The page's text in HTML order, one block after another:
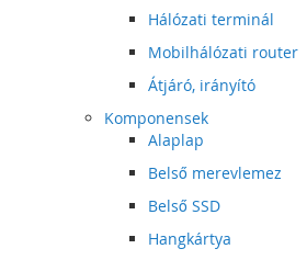
Hálózati terminál
Mobilhálózati router
Átjáró, irányító
Komponensek
Alaplap
Belső merevlemez
Belső SSD
Hangkártya